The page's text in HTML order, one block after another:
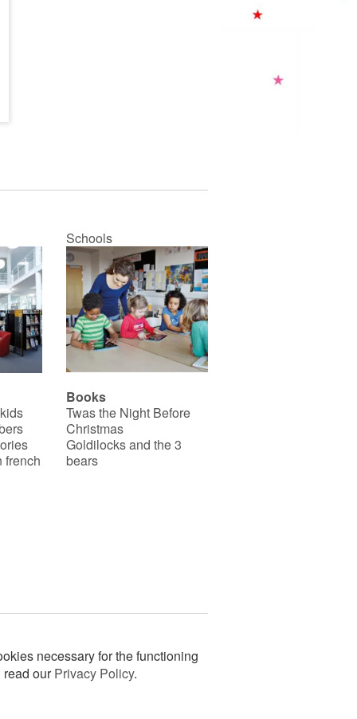
Schools
french
Books
Twas the Night Before
Christmas
Goldilocks and the 3
bears
necessary for the functioning
read ourPrivacy Policy.